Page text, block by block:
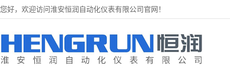
您好，欢迎访问淮安恒润自动化仪表有限公司官网！